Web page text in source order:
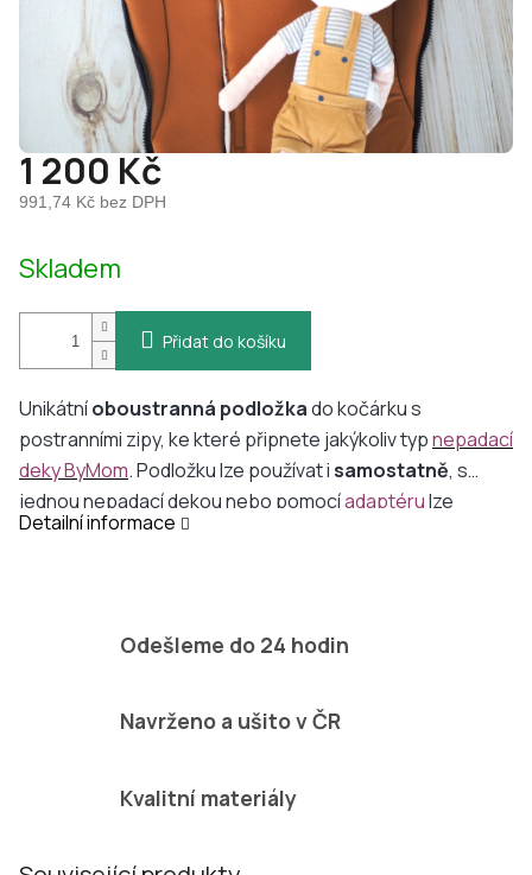
1 200 Kč
991,74 Kč bez DPH
cena:
Skladem
Přidat do košíku
Unikátníoboustranná podložkado kočárku s
postranními zipy, ke které připnete jakýkoliv typnepadací
deky ByMom. Podložku lze používat isamostatně, s
jednou nepadací dekou nebo pomocíadaptérulze
připevnit dvě nepadací deky naráz!
Detailní informace
Odešleme do 24 hodin
Navrženo a ušito v ČR
Kvalitní materiály